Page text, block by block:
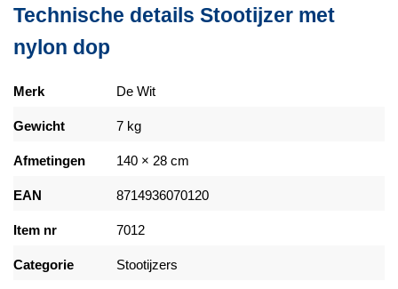
Technische details Stootijzer met
nylon dop
Merk De Wit
Gewicht 7 kg
Afmetingen 140 × 28 cm
EAN 8714936070120
Item nr 7012
Categorie Stootijzers